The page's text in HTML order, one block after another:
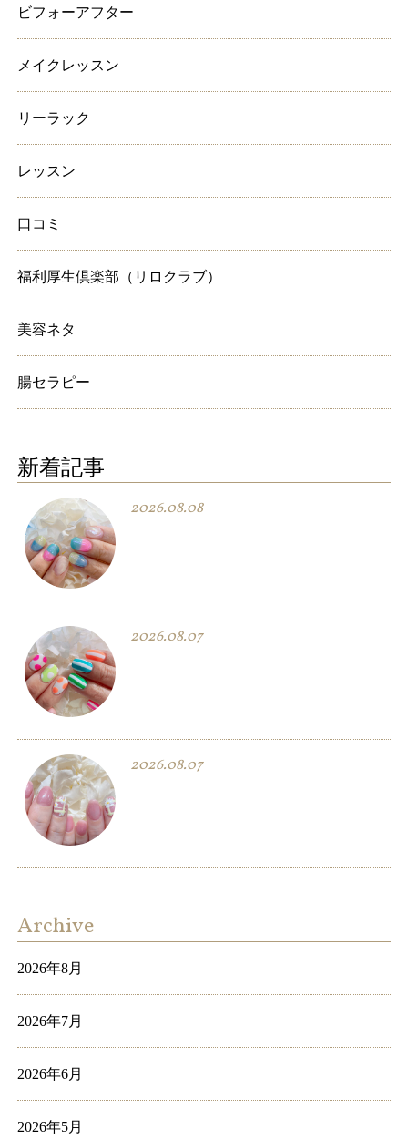
ビフォーアフター
メイクレッスン
リーラック
レッスン
口コミ
福利厚生倶楽部（リロクラブ）
美容ネタ
腸セラピー
新着記事
2026.08.08
2026.08.07
2026.08.07
Archive
2026年8月
2026年7月
2026年6月
2026年5月